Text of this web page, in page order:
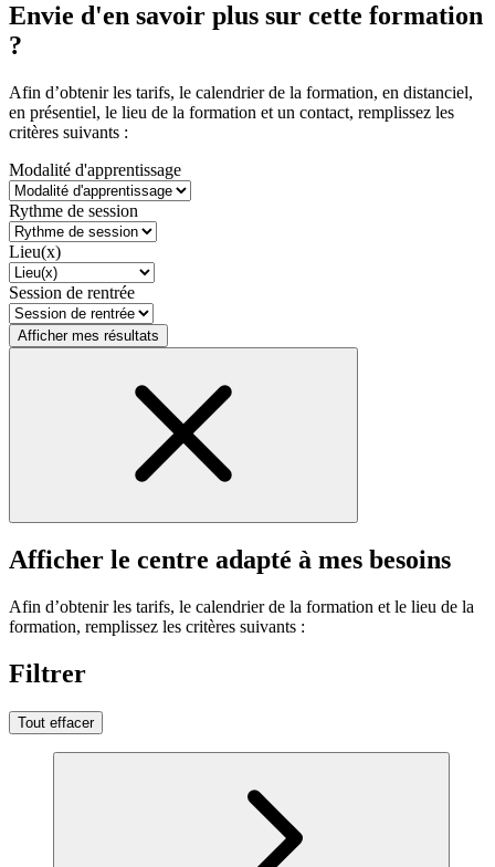
Envie d'en savoir plus sur cette formation
?
Afin d’obtenir les tarifs, le calendrier de la formation, en distanciel,
en présentiel, le lieu de la formation et un contact, remplissez les
critères suivants :
Modalité d'apprentissage
Rythme de session
Lieu(x)
Session de rentrée
Afficher mes résultats
Afficher le centre adapté à mes besoins
Afin d’obtenir les tarifs, le calendrier de la formation et le lieu de la
formation, remplissez les critères suivants :
Filtrer
Tout effacer